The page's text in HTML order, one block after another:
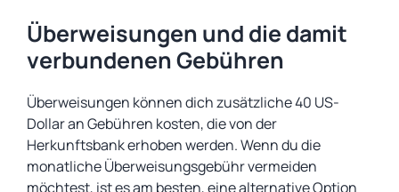
Überweisungen und die damit
verbundenen Gebühren
Überweisungen können dich zusätzliche 40 US-
Dollar an Gebühren kosten, die von der
Herkunftsbank erhoben werden. Wenn du die
monatliche Überweisungsgebühr vermeiden
möchtest, ist es am besten, eine alternative Option